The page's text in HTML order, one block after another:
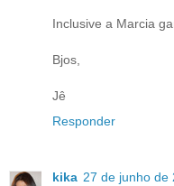
Inclusive a Marcia
Bjos,
Jê
Responder
kika 27 de junho de